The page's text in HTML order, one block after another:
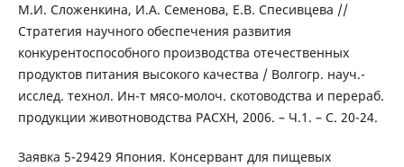
М.И. Сложенкина, И.А. Семенова, Е.В. Спесивцева //
Стратегия научного обеспечения развития
конкурентоспособного производства отечественных
продуктов питания высокого качества / Волгогр. науч.-
исслед. технол. Ин-т мясо-молоч. скотоводства и перераб.
продукции животноводства РАСХН, 2006. – Ч.1. – С. 20-24.
Заявка 5-29429 Япония. Консервант для пищевых